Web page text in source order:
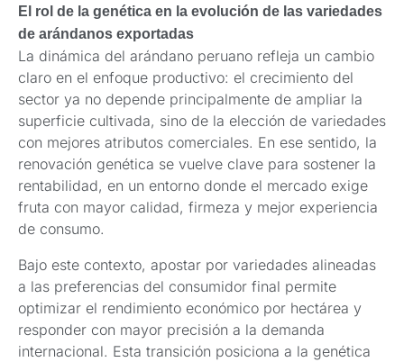
El rol de la genética en la evolución de las variedades
de arándanos exportadas
La dinámica del arándano peruano refleja un cambio
claro en el enfoque productivo: el crecimiento del
sector ya no depende principalmente de ampliar la
superficie cultivada, sino de la elección de variedades
con mejores atributos comerciales. En ese sentido, la
renovación genética se vuelve clave para sostener la
rentabilidad, en un entorno donde el mercado exige
fruta con mayor calidad, firmeza y mejor experiencia
de consumo.
Bajo este contexto, apostar por variedades alineadas
a las preferencias del consumidor final permite
optimizar el rendimiento económico por hectárea y
responder con mayor precisión a la demanda
internacional. Esta transición posiciona a la genética